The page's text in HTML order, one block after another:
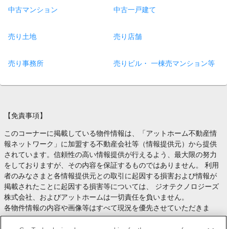
中古マンション 中古一戸建て
売り土地 売り店舗
売り事務所 売りビル・ 一棟売マンション等
【免責事項】
このコーナーに掲載している物件情報は、「アットホーム不動産情
報ネットワーク」に加盟する不動産会社等（情報提供元）から提供
されています。信頼性の高い情報提供が行えるよう、最大限の努力
をしておりますが、その内容を保証するものではありません。 利用
者のみなさまと各情報提供元との取引に起因する損害および情報が
掲載されたことに起因する損害等については、 ジオテクノロジーズ
株式会社、およびアットホームは一切責任を負いません。
各物件情報の内容や画像等はすべて現況を優先させていただきま
す。